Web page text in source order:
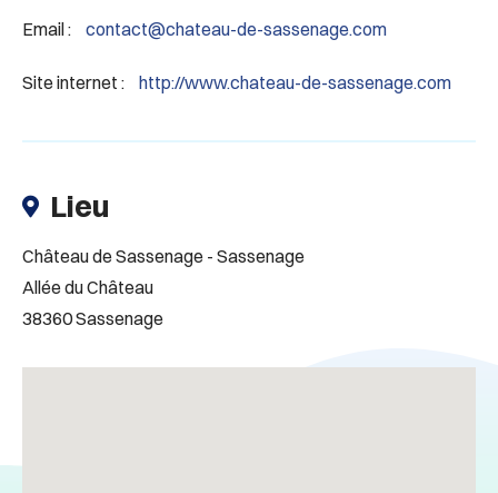
Email :
contact@chateau-de-sassenage.com
Site internet : http://www.chateau-de-sassenage.com
Lieu
Château de Sassenage - Sassenage
Allée du Château
38360 Sassenage